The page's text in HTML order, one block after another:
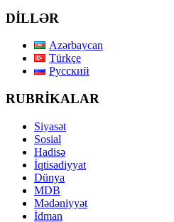
DİLLƏR
Azərbaycan
Türkçe
Русский
RUBRİKALAR
Siyasət
Sosial
Hadisə
İqtisadiyyat
Dünya
MDB
Mədəniyyət
İdman